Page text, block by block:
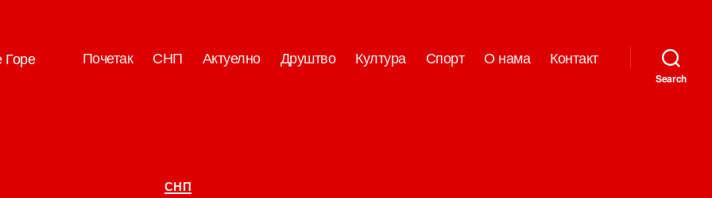
Горе Почетак СНП Актуелно Друштво Култура Спорт О нама Контакт
Search
Категорије
СНП